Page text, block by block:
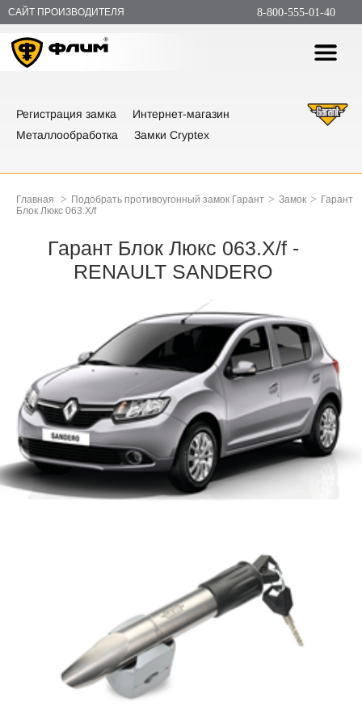
САЙТ ПРОИЗВОДИТЕЛЯ 8-800-555-01-40
Регистрация замка
Интернет-магазин
Металлообработка
Замки Cryptex
Главная > Подобрать противоугонный замок Гарант > Замок > Гарант
Блок Люкс 063.X/f
Гарант Блок Люкс 063.X/f -
RENAULT SANDERO